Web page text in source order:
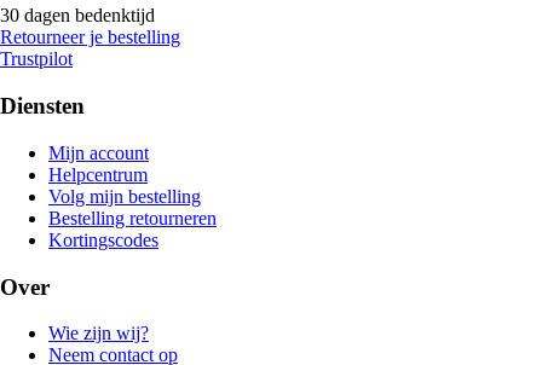
30 dagen bedenktijd
Retourneer je bestelling
Trustpilot
Diensten
Mijn account
Helpcentrum
Volg mijn bestelling
Bestelling retourneren
Kortingscodes
Over
Wie zijn wij?
Neem contact op